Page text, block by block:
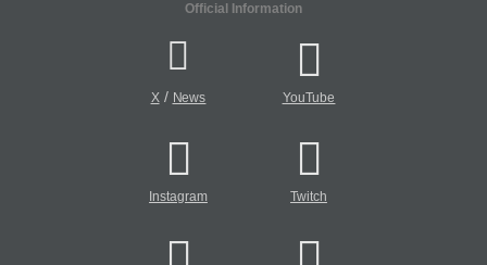
Official Information
X/ News YouTube
Instagram Twitch